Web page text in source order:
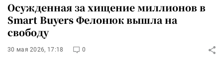
Осужденная за хищение миллионов в
Smart Buyers Фелонюк вышла на
свободу
30 мая 2026, 17:18 0